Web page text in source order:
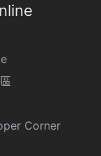
Corner